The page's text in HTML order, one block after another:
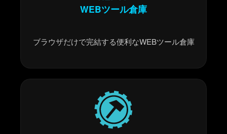
WEBツール倉庫
ブラウザだけで完結する便利なWEBツール倉庫